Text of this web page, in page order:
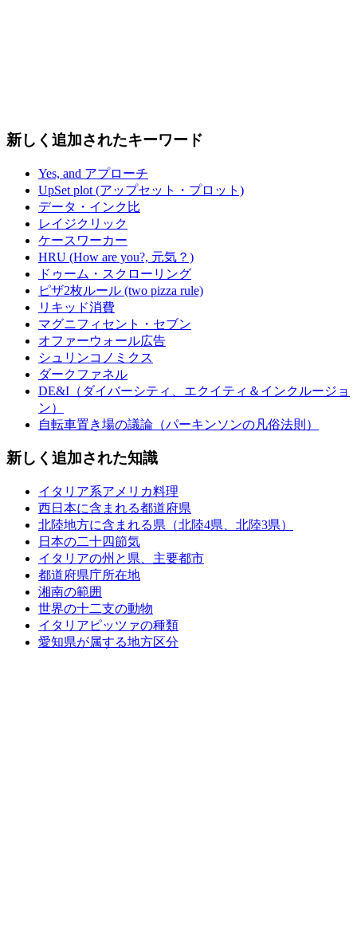
新しく追加されたキーワード
Yes, and アプローチ
UpSet plot (アップセット・プロット)
データ・インク比
レイジクリック
ケースワーカー
HRU (How are you?, 元気？)
ドゥーム・スクローリング
ピザ2枚ルール (two pizza rule)
リキッド消費
マグニフィセント・セブン
オファーウォール広告
シュリンコノミクス
ダークファネル
DE&I（ダイバーシティ、エクイティ＆インクルージョ
ン）
自転車置き場の議論（パーキンソンの凡俗法則）
新しく追加された知識
イタリア系アメリカ料理
西日本に含まれる都道府県
北陸地方に含まれる県（北陸4県、北陸3県）
日本の二十四節気
イタリアの州と県、主要都市
都道府県庁所在地
湘南の範囲
世界の十二支の動物
イタリアピッツァの種類
愛知県が属する地方区分